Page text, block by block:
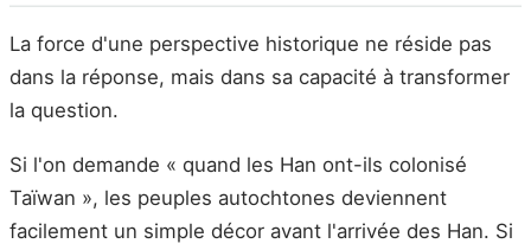
La force d'une perspective historique ne réside pas
dans la réponse, mais dans sa capacité à transformer
la question.
Si l'on demande « quand les Han ont-ils colonisé
Taïwan », les peuples autochtones deviennent
facilement un simple décor avant l'arrivée des Han. Si